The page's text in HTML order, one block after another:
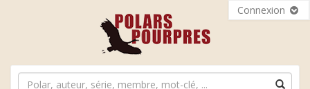
Connexion